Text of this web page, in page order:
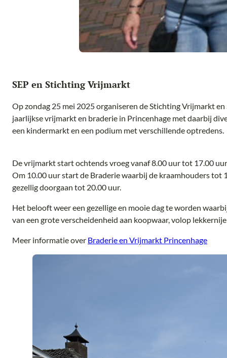
SEP en Stichting Vrijmarkt
Op zondag 25 mei 2025 organiseren de Stichting Vrijmarkt
jaarlijkse vrijmarkt en braderie in Princenhage met daarbij
een kindermarkt en een podium met verschillende optredens.
De vrijmarkt start ochtends vroeg vanaf 8.00 uur tot 17.00
Om 10.00 uur start de Braderie waarbij de kraamhouders tot
gezellig doorgaan tot 20.00 uur.
Het belooft weer een gezellige en mooie dag te worden
van een grote verscheidenheid aan koopwaar, volop
Meer informatie over Braderie en Vrijmarkt Princenhage